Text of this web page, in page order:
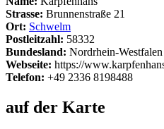
Strasse: Brunnenstraße 21
Ort: Schwelm
Postleitzahl: 58332
Bundesland: Nordrhein-Westfalen
Webseite: https://
Telefon: +49 2336 8198488
auf der Karte